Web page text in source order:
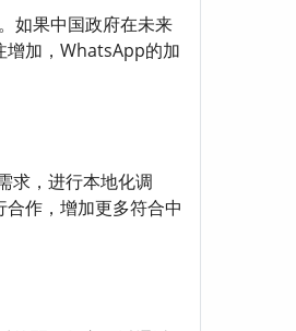
如果中国政府在未来
增加，WhatsApp的加
求，进行本地化调
作，增加更多符合中